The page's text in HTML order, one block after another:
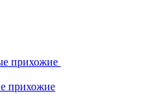
прихожие
прихожие